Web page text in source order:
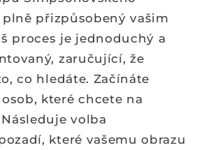
přizpůsobený vašim
proces je jednoduchý a
zaručující, že
co hledáte. Začínáte
které chcete na
volba
které vašemu obrazu